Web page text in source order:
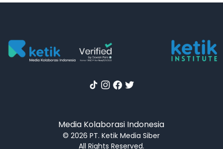
Media Kolaborasi Indonesia
© 2026 PT. Ketik Media Siber
All Rights Reserved.